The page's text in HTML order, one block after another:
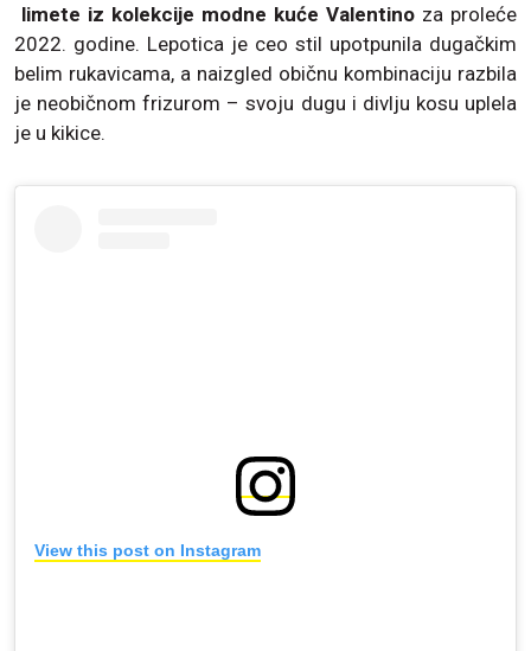
limete iz kolekcije modne kuće Valentino za proleće
2022. godine. Lepotica je ceo stil upotpunila dugačkim
belim rukavicama, a naizgled običnu kombinaciju razbila
je neobičnom frizurom – svoju dugu i divlju kosu uplela
je u kikice.
View this post on Instagram